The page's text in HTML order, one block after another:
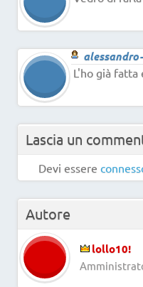
L'ho già fatta
Lascia un
Devi essere
Autore
lollo10!